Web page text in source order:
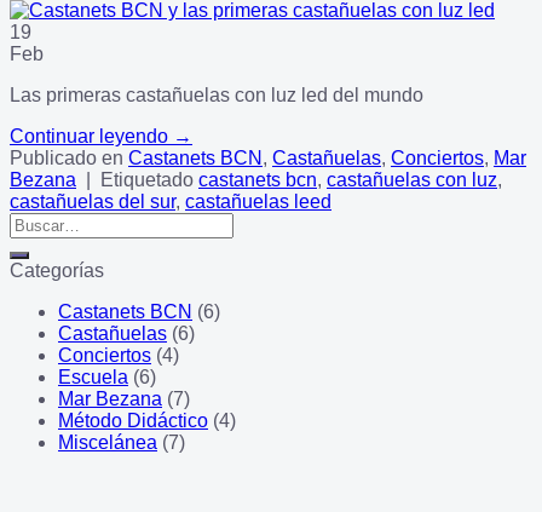
19
Feb
Las primeras castañuelas con luz led del mundo
Continuar leyendo →
Publicado en Castanets BCN , Castañuelas, Conciertos, Mar
Bezana
Etiquetado castanets bcn, castañuelas con luz,
castañuelas del sur, castañuelas leed
Categorías
Castanets BCN (6)
Castañuelas (6)
Conciertos (4)
Escuela (6)
Mar Bezana (7)
Método Didáctico (4)
Miscelánea (7)